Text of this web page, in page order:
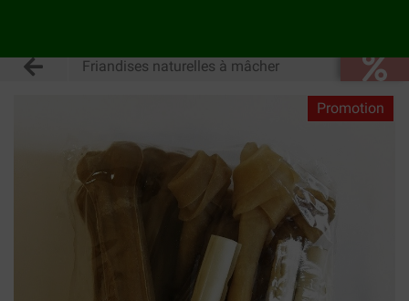
Friandises naturelles à mâcher
Promotion